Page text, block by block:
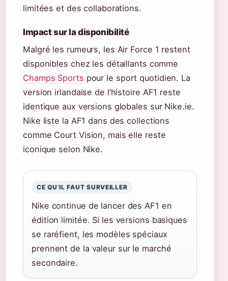
limitées et des collaborations.
Impact sur la disponibilité
Malgré les rumeurs, les Air Force 1 restent
disponibles chez les détaillants comme
Champs Sports pour le sport quotidien. La
version irlandaise de l’histoire AF1 reste
identique aux versions globales sur Nike.ie.
Nike liste la AF1 dans des collections
comme Court Vision, mais elle reste
iconique selon Nike.
CE QU’IL FAUT SURVEILLER
Nike continue de lancer des AF1 en
édition limitée. Si les versions basiques
se raréfient, les modèles spéciaux
prennent de la valeur sur le marché
secondaire.